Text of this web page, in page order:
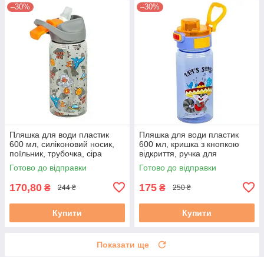
–30%
Пляшка для води пластик
600 мл, силіконовий носик,
поїльник, трубочка, сіра
Готово до відправки
170,80 ₴ 244 ₴
Купити
–30%
Пляшка для води пластик
600 мл, кришка з кнопкою
відкриття, ручка для
перенесення, синя
Готово до відправки
175 ₴ 250 ₴
Купити
Показати ще